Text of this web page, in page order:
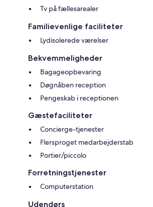
Tv på fællesarealer
Familievenlige faciliteter
Lydisolerede værelser
Bekvemmeligheder
Bagageopbevaring
Døgnåben reception
Pengeskab i receptionen
Gæstefaciliteter
Concierge-tjenester
Flersproget medarbejderstab
Portier/piccolo
Forretningstjenester
Computerstation
Udendørs